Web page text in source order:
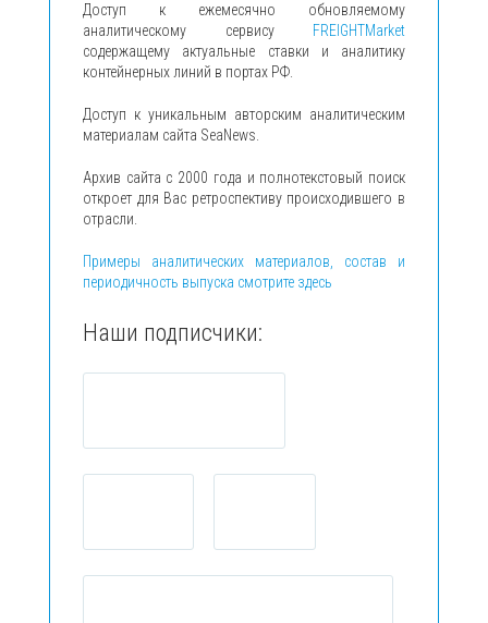
Доступ к ежемесячно обновляемому
аналитическому сервису FREIGHTMarket
содержащему актуальные ставки и аналитику
контейнерных линий в портах РФ.
Доступ к уникальным авторским аналитическим
материалам сайта SeaNews.
Архив сайта с 2000 года и полнотекстовый поиск
откроет для Вас ретроспективу происходившего в
отрасли.
Примеры аналитических материалов, состав и
периодичность выпуска смотрите здесь
Наши подписчики: